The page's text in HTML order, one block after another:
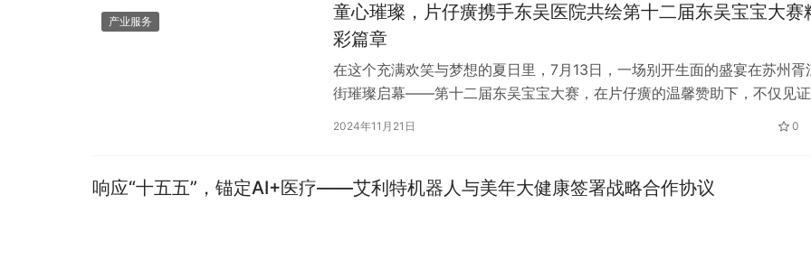
产业服务
童心璀璨，片仔癀携手东吴医院共绘第十二届东吴宝宝大赛
彩篇章
在这个充满欢笑与梦想的夏日里，7月13日，一场别开生面的盛宴在苏州胥
街璀璨启幕——第十二届东吴宝宝大赛，在片仔癀的温馨赞助下，不仅见
无数宝贝们的闪耀时刻，更将爱与健康的种子…
2024年11月21日 0
响应“十五五”，锚定AI+医疗——艾利特机器人与美年大健康签署战略合作协议